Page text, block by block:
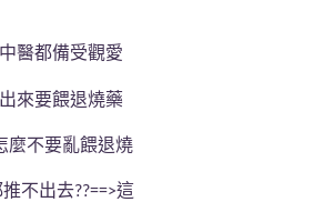
醫都備受觀愛
來要餵退燒藥
麼不要亂餵退燒
不出去??==>這